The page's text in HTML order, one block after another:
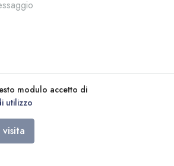
modulo accetto di
utilizzo